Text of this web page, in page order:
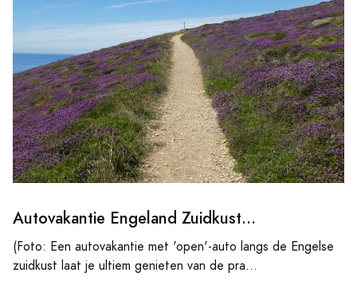
Autovakantie Engeland Zuidkust...
(Foto: Een autovakantie met 'open'-auto langs de Engelse
zuidkust laat je ultiem genieten van de pra...